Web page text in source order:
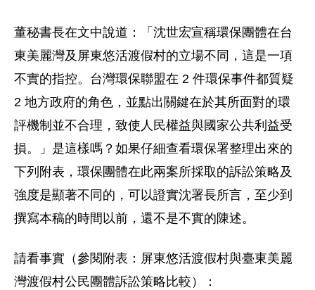
董秘書長在文中說道：「沈世宏宣稱環保團體在台
東美麗灣及屏東悠活渡假村的立場不同，這是一項
不實的指控。台灣環保聯盟在 2 件環保事件都質疑
2 地方政府的角色，並點出關鍵在於其所面對的環
評機制並不合理，致使人民權益與國家公共利益受
損。」是這樣嗎？如果仔細查看環保署整理出來的
下列附表，環保團體在此兩案所採取的訴訟策略及
強度是顯著不同的，可以證實沈署長所言，至少到
撰寫本稿的時間以前，還不是不實的陳述。
請看事實（參閱附表：屏東悠活渡假村與臺東美麗
灣渡假村公民團體訴訟策略比較）：